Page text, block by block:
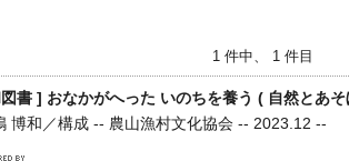
1 件中、 1 件目
書 ] おなかがへった いのちを養う ( 自然とあ
博和／構成 -- 農山漁村文化協会 -- 2023.12 --